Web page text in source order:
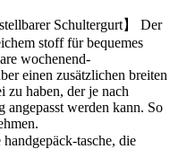
Schultergurt】 Der
stoff für bequemes
wochenend-
einen zusätzlichen breiten
zu haben, der je nach
angepasst werden kann. So
tasche, die